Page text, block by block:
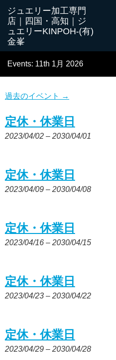
Events: 11th 1月 2026
過去のイベント →
定休・休業日
2023/04/02 – 2030/04/01
定休・休業日
2023/04/09 – 2030/04/08
定休・休業日
2023/04/16 – 2030/04/15
定休・休業日
2023/04/23 – 2030/04/22
定休・休業日
2023/04/29 – 2030/04/28